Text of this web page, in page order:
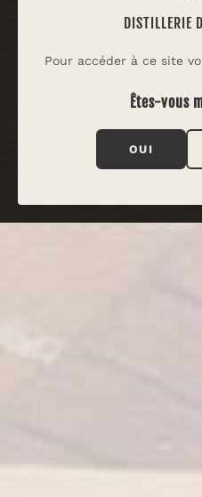
DISTILLERIE
Pour accéder à ce site
Êtes-vous
OUI